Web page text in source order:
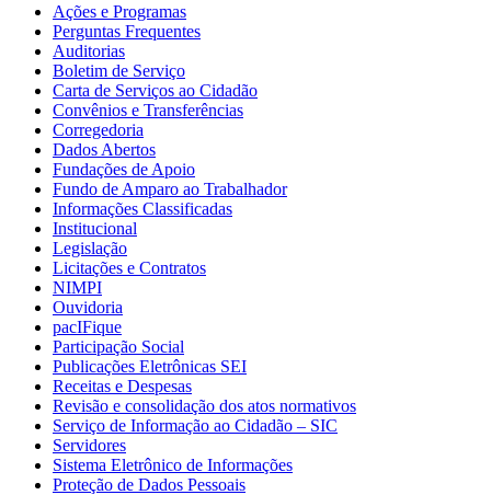
Ações e Programas
Perguntas Frequentes
Auditorias
Boletim de Serviço
Carta de Serviços ao Cidadão
Convênios e Transferências
Corregedoria
Dados Abertos
Fundações de Apoio
Fundo de Amparo ao Trabalhador
Informações Classificadas
Institucional
Legislação
Licitações e Contratos
NIMPI
Ouvidoria
pacIFique
Participação Social
Publicações Eletrônicas SEI
Receitas e Despesas
Revisão e consolidação dos atos normativos
Serviço de Informação ao Cidadão – SIC
Servidores
Sistema Eletrônico de Informações
Proteção de Dados Pessoais